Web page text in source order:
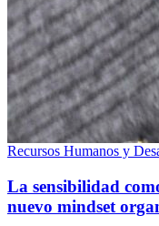
Recursos Humanos y
La sensibilidad
nuevo mindset